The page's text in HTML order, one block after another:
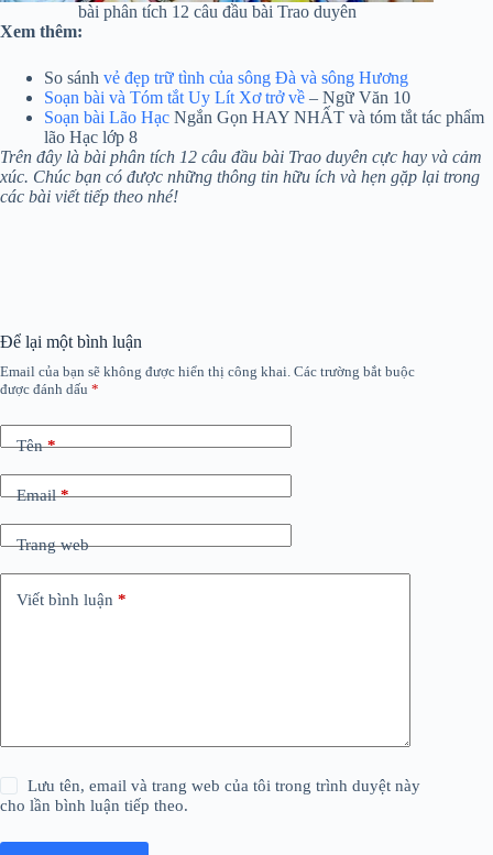
bài phân tích 12 câu đầu bài Trao duyên
Xem thêm:
So sánh vẻ đẹp trữ tình của sông Đà và sông Hương
Soạn bài và Tóm tắt Uy Lít Xơ trở về – Ngữ Văn 10
Soạn bài Lão Hạc Ngắn Gọn HAY NHẤT và tóm tắt tác phẩm
lão Hạc lớp 8
Trên đây là bài phân tích 12 câu đầu bài Trao duyên cực hay và cảm
xúc. Chúc bạn có được những thông tin hữu ích và hẹn gặp lại trong
các bài viết tiếp theo nhé!
Để lại một bình luận
Email của bạn sẽ không được hiển thị công khai. Các trường bắt buộc
được đánh dấu *
Tên*
Email*
Trang web
Viết bình luận *
Lưu tên, email và trang web của tôi trong trình duyệt này
cho lần bình luận tiếp theo.